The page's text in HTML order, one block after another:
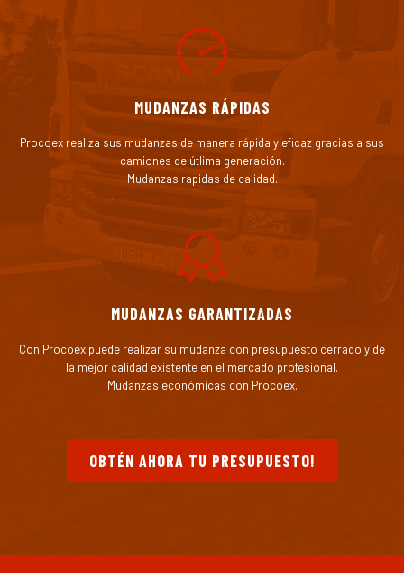
MUDANZAS RÁPIDAS
Procoex realiza sus mudanzas de manera rápida y eficaz gracias a sus
camiones de útlima generación.
Mudanzas rapidas de calidad.
MUDANZAS GARANTIZADAS
Con Procoex puede realizar su mudanza con presupuesto cerrado y de
la mejor calidad existente en el mercado profesional.
Mudanzas económicas con Procoex.
OBTÉN AHORA TU PRESUPUESTO!